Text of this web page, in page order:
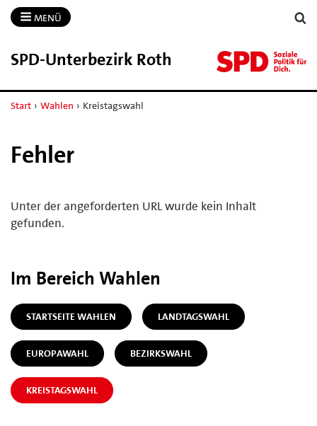
MENÜ
SPD-​Unterbezirk Roth
Start › Wahlen › Kreistagswahl
Fehler
Unter der angeforderten URL wurde kein Inhalt
gefunden.
Im Bereich Wahlen
STARTSEITE WAHLEN LANDTAGSWAHL
EUROPAWAHL BEZIRKSWAHL
KREISTAGSWAHL